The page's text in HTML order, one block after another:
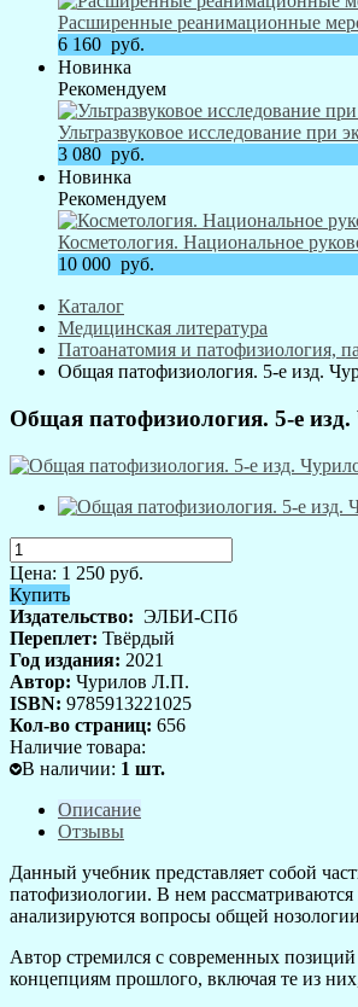
Расширенные реанимационные
6 160 руб.
Новинка
Рекомендуем
Ультразвуковое исследование при
3 080 руб.
Новинка
Рекомендуем
Косметология. Национальное
10 000 руб.
Каталог
Медицинская литература
Патоанатомия и патофизиология,
Общая патофизиология. 5-е изд.
Общая патофизиология. 5-е
Цена: 1 250 руб.
Купить
Издательство: ЭЛБИ-СПб
Переплет: Твёрдый
Год издания: 2021
Автор: Чурилов Л.П.
ISBN: 9785913221025
Кол-во страниц: 656
Наличие товара:
В наличии: 1 шт.
Описание
Отзывы
Данный учебник представляет собой
патофизиологии. В нем
анализируются вопросы общей
Автор стремился с современных
концепциям прошлого, включая те из